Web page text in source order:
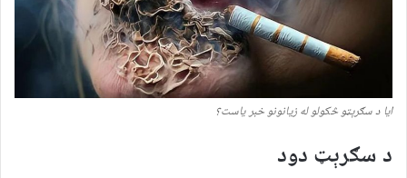
ایا د سګرېټو څکولو له زیانونو خبر یاست؟
د سګرېټ دود